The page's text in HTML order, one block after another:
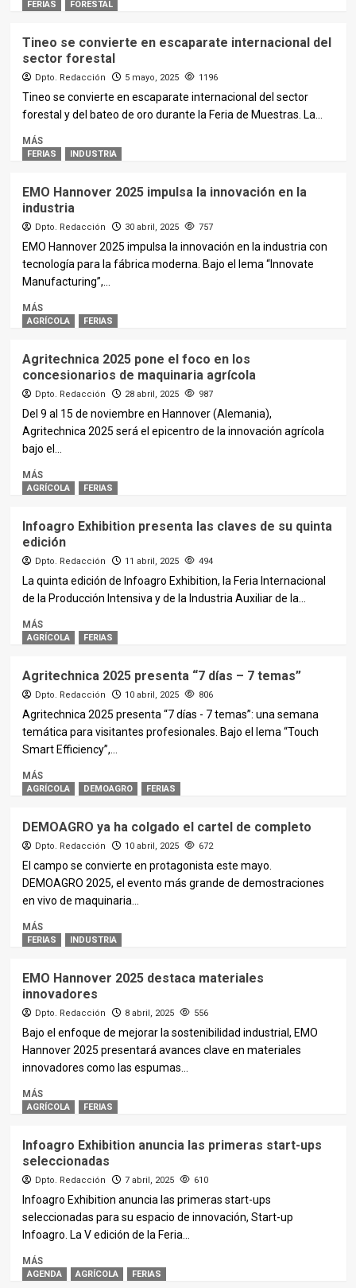
FERIAS FORESTAL
Tineo se convierte en escaparate internacional del
sector forestal
Dpto. Redacción 5 mayo, 2025 1196
Tineo se convierte en escaparate internacional del sector
forestal y del bateo de oro durante la Feria de Muestras. La...
MÁS
FERIAS INDUSTRIA
EMO Hannover 2025 impulsa la innovación en la
industria
Dpto. Redacción 30 abril, 2025 757
EMO Hannover 2025 impulsa la innovación en la industria con
tecnología para la fábrica moderna. Bajo el lema “Innovate
Manufacturing”,...
MÁS
AGRÍCOLA FERIAS
Agritechnica 2025 pone el foco en los
concesionarios de maquinaria agrícola
Dpto. Redacción 28 abril, 2025 987
Del 9 al 15 de noviembre en Hannover (Alemania),
Agritechnica 2025 será el epicentro de la innovación agrícola
bajo el...
MÁS
AGRÍCOLA FERIAS
Infoagro Exhibition presenta las claves de su quinta
edición
Dpto. Redacción 11 abril, 2025 494
La quinta edición de Infoagro Exhibition, la Feria Internacional
de la Producción Intensiva y de la Industria Auxiliar de la...
MÁS
AGRÍCOLA FERIAS
Agritechnica 2025 presenta “7 días – 7 temas”
Dpto. Redacción 10 abril, 2025 806
Agritechnica 2025 presenta “7 días - 7 temas”: una semana
temática para visitantes profesionales. Bajo el lema “Touch
Smart Efficiency”,...
MÁS
AGRÍCOLA DEMOAGRO FERIAS
DEMOAGRO ya ha colgado el cartel de completo
Dpto. Redacción 10 abril, 2025 672
El campo se convierte en protagonista este mayo.
DEMOAGRO 2025, el evento más grande de demostraciones
en vivo de maquinaria...
MÁS
FERIAS INDUSTRIA
EMO Hannover 2025 destaca materiales
innovadores
Dpto. Redacción 8 abril, 2025 556
Bajo el enfoque de mejorar la sostenibilidad industrial, EMO
Hannover 2025 presentará avances clave en materiales
innovadores como las espumas...
MÁS
AGRÍCOLA FERIAS
Infoagro Exhibition anuncia las primeras start-ups
seleccionadas
Dpto. Redacción 7 abril, 2025 610
Infoagro Exhibition anuncia las primeras start-ups
seleccionadas para su espacio de innovación, Start-up
Infoagro. La V edición de la Feria...
MÁS
AGENDA AGRÍCOLA FERIAS